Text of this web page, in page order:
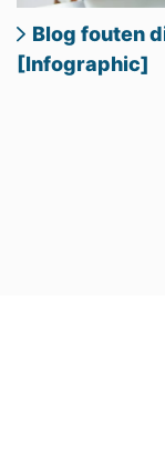
Blog fouten
[Infographic]